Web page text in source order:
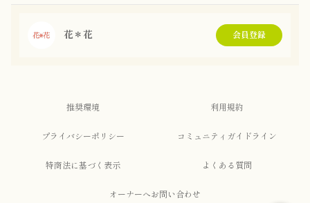
花＊花 会員登録
推奨環境 利用規約
プライバシーポリシー コミュニティガイドライン
特商法に基づく表示 よくある質問
オーナーへお問い合わせ